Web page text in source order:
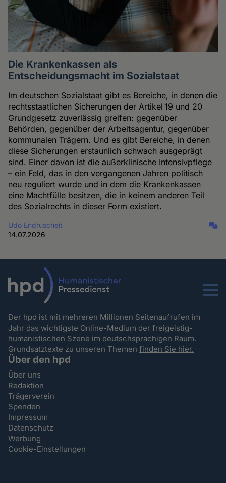
Die Krankenkassen als
Entscheidungsmacht im Sozialstaat
Im deutschen Sozialstaat gibt es Bereiche, in denen die
rechtsstaatlichen Sicherungen der Artikel 19 und 20
Grundgesetz zuverlässig greifen: gegenüber
Behörden, gegenüber der Arbeitsagentur, gegenüber
kommunalen Trägern. Und es gibt Bereiche, in denen
diese Sicherungen erstaunlich schwach ausgeprägt
sind. Einer davon ist die außerklinische Intensivpflege
– ein Feld, das in den vergangenen Jahren politisch
neu reguliert wurde und in dem die Krankenkassen
eine Machtfülle besitzen, die in keinem anderen Teil
des Sozialrechts in dieser Form existiert.
Udo Endruscheit
14.07.2026
Menu
Der hpd ist mit mehreren Millionen Seitenaufrufen im
Jahr das wichtigste Online-Medium der freigeistig-
humanistischen Szene im deutschsprachigen Raum.
Grundsatztexte zu unseren Themenfinden Sie hier.
Über den hpd
Über uns
Redaktion
Trägerverein
Spenden
Impressum
Datenschutz
Werbung
Cookie-Einstellungen